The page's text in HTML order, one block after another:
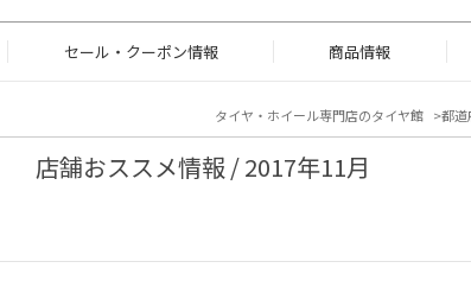
セール・クーポン情報 商品情報
タイヤ・ホイール専門店のタイヤ館 都道
店舗おススメ情報 / 2017年11月